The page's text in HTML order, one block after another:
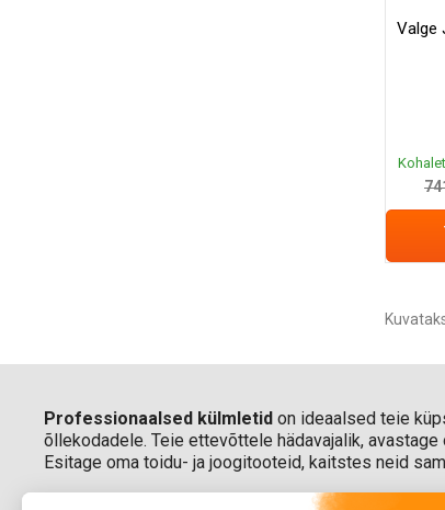
Valge
Professionaalsed külmletid on ideaalsed teie
õllekodadele. Teie ettevõttele hädavajalik, avastage
Esitage oma toidu- ja joogitooteid, kaitstes neid